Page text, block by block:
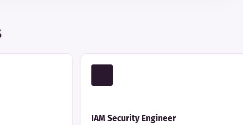
IAM Security Engineer